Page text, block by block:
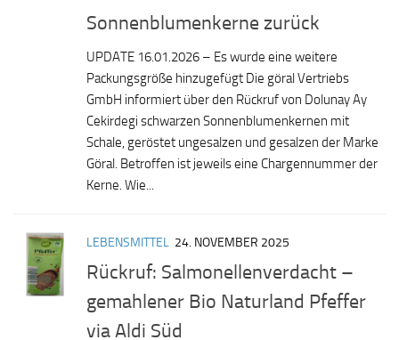
Sonnenblumenkerne zurück
UPDATE 16.01.2026 – Es wurde eine weitere
Packungsgröße hinzugefügt Die göral Vertriebs
GmbH informiert über den Rückruf von Dolunay Ay
Cekirdegi schwarzen Sonnenblumenkernen mit
Schale, geröstet ungesalzen und gesalzen der Marke
Göral. Betroffen ist jeweils eine Chargennummer der
Kerne. Wie...
LEBENSMITTEL 24. NOVEMBER 2025
Rückruf: Salmonellenverdacht –
gemahlener Bio Naturland Pfeffer
via Aldi Süd